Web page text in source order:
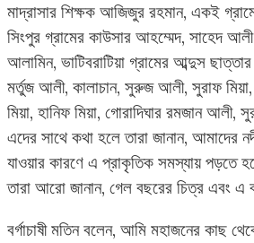
মাদ্রাসার শিক্ষক আজিজুর রহমান, একই
সিংপুর গ্রামের কাউসার আহম্মেদ, সাহেদ
আলামিন, ভাটিবরাটিয়া গ্রামের আব্দুস
মর্তুজ আলী, কালাচান, সুরুজ আলী, সুরাফ
মিয়া, হানিফ মিয়া, গোরাদিঘার রমজান
এদের সাথে কথা হলে তারা জানান, আমাদের
যাওয়ার কারণে এ প্রাকৃতিক সমস্যায় পড়তে
তারা আরো জানান, গেল বছরের চিত্র এবং
বর্গাচাষী মতিন বলেন, আমি মহাজনের কাছ